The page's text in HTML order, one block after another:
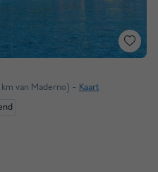
km van Maderno) Kaart